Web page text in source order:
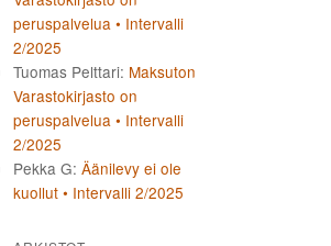
peruspalvelua • Intervalli
2/2025
Tuomas Pelttari: Maksuton
Varastokirjasto on
peruspalvelua • Intervalli
2/2025
Pekka G: Äänilevy ei ole
kuollut • Intervalli 2/2025